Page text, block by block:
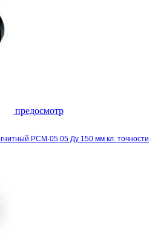
предосмотр
РСМ-05.05 Ду 150 мм кл. точности